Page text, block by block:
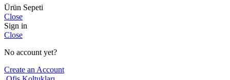
Ürün Sepeti
Close
Sign in
Close
No account yet?
Create an Account